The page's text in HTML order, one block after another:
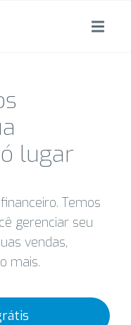
lugar
Temos
gerenciar seu
vendas,
mais.